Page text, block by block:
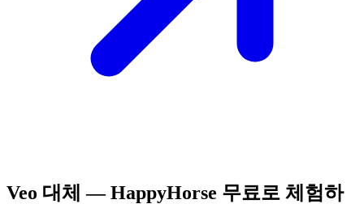
Veo 대체 — HappyHorse 무료로 체험하